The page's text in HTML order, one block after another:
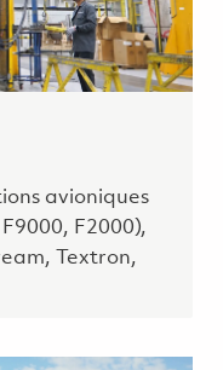
avioniques
F2000),
Textron,